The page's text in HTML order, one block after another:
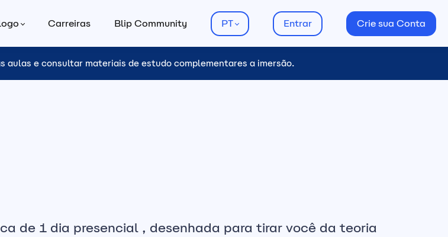
Carreiras Blip Community PT Entrar Crie sua Conta
aulas e consultar materiais de estudo complementares a imersão.
de 1 dia presencial , desenhada para tirar você da teoria